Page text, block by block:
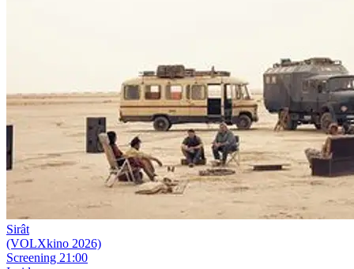
Sirât
(VOLXkino 2026)
Screening 21:00